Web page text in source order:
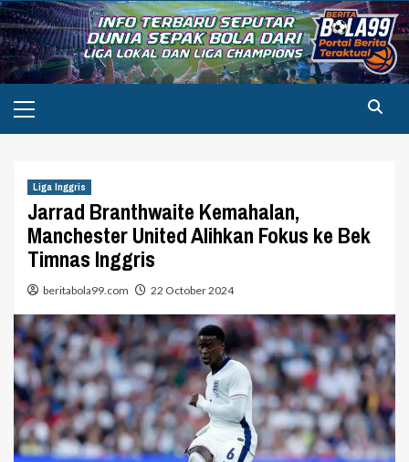
Skip
to
content
Menu
Liga Inggris
Jarrad Branthwaite Kemahalan,
Manchester United Alihkan Fokus ke Bek
Timnas Inggris
beritabola99.com 22 October 2024